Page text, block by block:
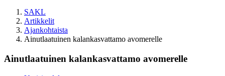
SAKL
Artikkelit
Ajankohtaista
Ainutlaatuinen kalankasvattamo avomerelle
Ainutlaatuinen kalankasvattamo avomerelle